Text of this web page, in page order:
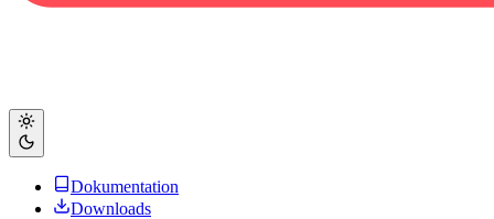
Dokumentation
Downloads